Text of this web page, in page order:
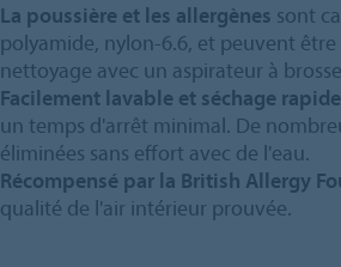
La poussière et les allergènes sont
polyamide, nylon-6.6, et peuvent
nettoyage avec un aspirateur à
Facilement lavable et séchage rapide
un temps d'arrêt minimal. De
éliminées sans effort avec de l'eau.
Récompensé par la British Allergy
qualité de l'air intérieur prouvée.